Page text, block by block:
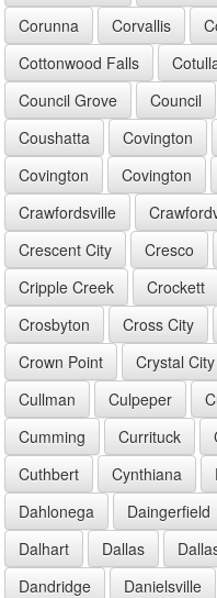
Corunna
Corvallis
Cottonwood Falls
Council Grove
Council
Coushatta
Covington
Covington
Covington
Crawfordsville
Crescent City
Cresco
Cripple Creek
Crockett
Crosbyton
Cross City
Crown Point
Crystal City
Cullman
Culpeper
Cumming
Currituck
Cuthbert
Cynthiana
Dahlonega
Daingerfield
Dalhart
Dallas
Dandridge
Danielsville